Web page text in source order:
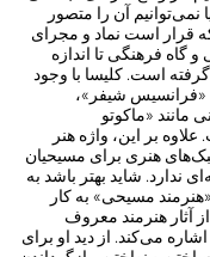
آن را متصور
قرار است نماد و مجرای
و گاه فرهنگی تا اندازه
است. کلیسا با وجود
«فرانسیس شیفر»،
مانند «ماکوتو
بر این، واژه هنر
هنری برای مسیحیان
ندارد. شاید بهتر باشد به
مسیحی» به کار
آثار هنرمند معروف
می‌کند. از دید او برای